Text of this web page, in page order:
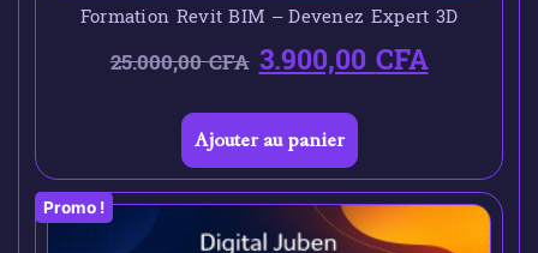
Formation Revit BIM – Devenez Expert 3D
25.000,00CFA 3.900,00CFA
Ajouter au panier
Promo !